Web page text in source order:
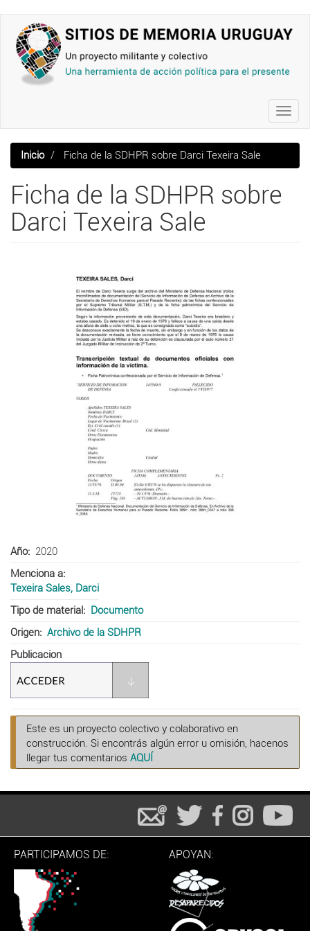
contenido
principal
Inicio Ficha de la SDHPR sobre Darci Texeira Sale
Ficha de la SDHPR sobre
Darci Texeira Sale
Año
2020
Menciona a
Texeira Sales, Darci
Tipo de material
Documento
Origen
Archivo de la SDHPR
Publicacion
Este es un proyecto colectivo y colaborativo en
construcción. Si encontrás algún error u omisión, hacenos
llegar tus comentarios AQUÍ
PARTICIPAMOS DE: APOYAN: